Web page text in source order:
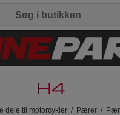
H4
dele til motorcykler / Pærer /